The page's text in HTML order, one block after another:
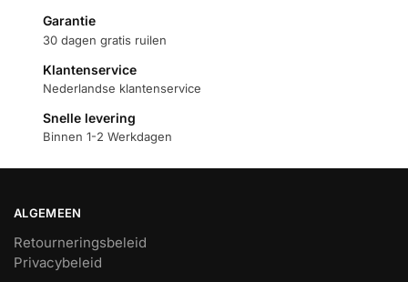
Garantie
30 dagen gratis ruilen
Klantenservice
Nederlandse klantenservice
Snelle levering
Binnen 1-2 Werkdagen
ALGEMEEN
Retourneringsbeleid
Privacybeleid